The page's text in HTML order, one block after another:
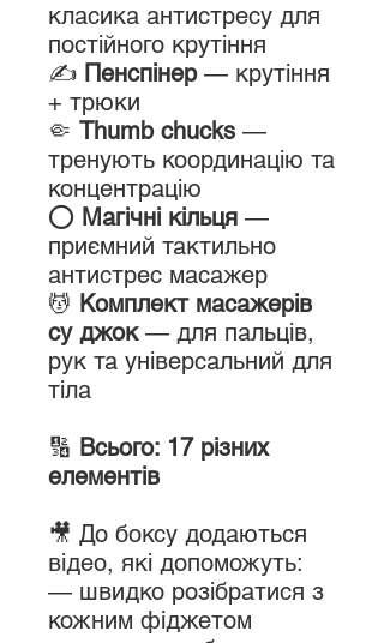
класика антистресу для
постійного крутіння
✍️ Пенспінер— крутіння
+ трюки
🤏 Thumb chucks —
тренують координацію та
концентрацію
⭕ Магічні кільця —
приємний тактильно
антистрес масажер
💆 Комплект масажерів
су джок— для пальців,
рук та універсальний для
тіла
🔢 Всього: 17 різних
елементів
🎥 До боксу додаються
відео, які допоможуть:
— швидко розібратися з
кожним фіджетом